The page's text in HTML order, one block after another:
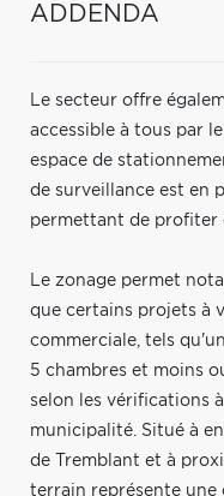
ADDENDA
Le secteur offre
accessible à tous par
espace de
de surveillance est en
permettant de profiter
Le zonage permet
que certains projets à
commerciale, tels
5 chambres et moins
selon les vérifications
municipalité. Situé à
de Tremblant et à
terrain représente une